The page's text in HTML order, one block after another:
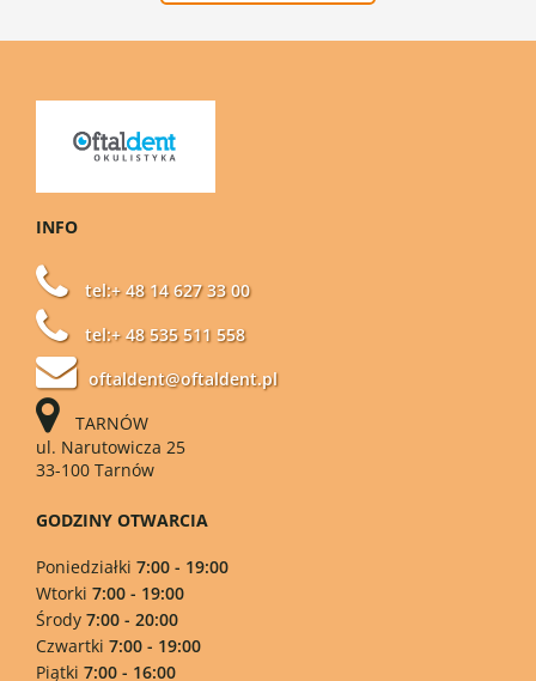
INFO
tel:+ 48 14 627 33 00
tel:+ 48 535 511 558
oftaldent@oftaldent.pl
TARNÓW
ul. Narutowicza 25
33-100 Tarnów
GODZINY OTWARCIA
Poniedziałki 7:00 - 19:00
Wtorki 7:00 - 19:00
Środy 7:00 - 20:00
Czwartki 7:00 - 19:00
Piątki 7:00 - 16:00